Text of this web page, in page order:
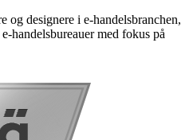
og designere i e-handelsbranchen,
handelsbureauer med fokus på